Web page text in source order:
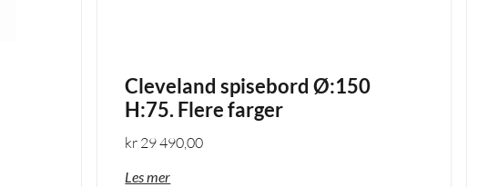
Cleveland spisebord Ø:150
H:75. Flere farger
kr 29 490,00
Les mer